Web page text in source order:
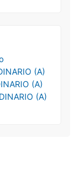
(A)
(A)
(A)